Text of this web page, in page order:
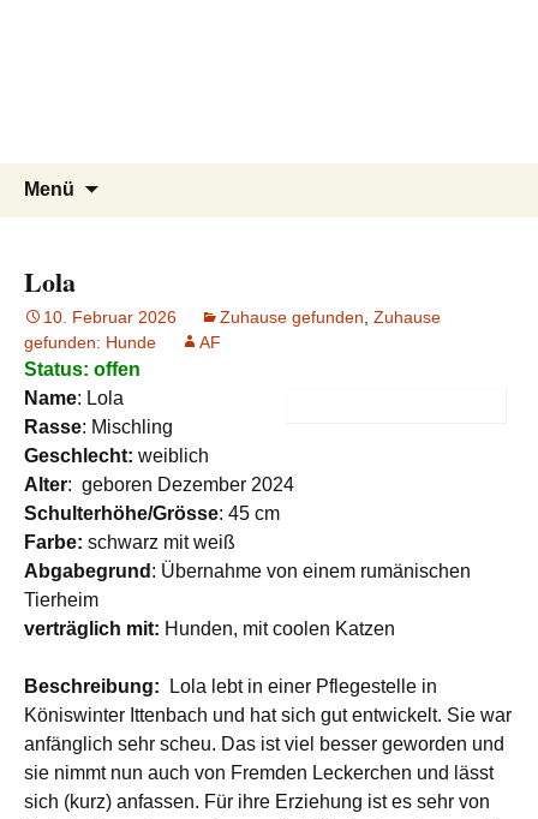
Tier Natur und Artenschutz
Siebengebirge e.V.
Tierschutzverein seit 1985 im
Siebengebirge – Orscheider
Menü
Lola
10. Februar 2026 Zuhause gefunden Zuhause
gefunden: Hunde
AF
Status: offen
Name: Lola
Rasse: Mischling
Geschlecht: weiblich
Alter: geboren Dezember 2024
Schulterhöhe/Grösse: 45 cm
Farbe: schwarz mit weiß
Abgabegrund : Übernahme von einem rumänischen
Tierheim
verträglich mit: Hunden, mit coolen Katzen
Beschreibung:
Lola lebt in einer Pflegestelle in
Köniswinter Ittenbach und hat sich gut entwickelt. Sie war
anfänglich sehr scheu. Das ist viel besser geworden und
sie nimmt nun auch von Fremden Leckerchen und lässt
sich (kurz) anfassen. Für ihre Erziehung ist es sehr von